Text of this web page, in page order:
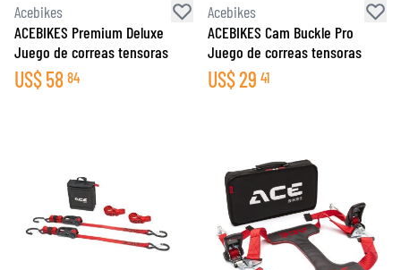
Acebikes
ACEBIKES Premium Deluxe
Juego de correas tensoras
US$58 84
Acebikes
ACEBIKES Cam Buckle Pro
Juego de correas tensoras
US$29 41